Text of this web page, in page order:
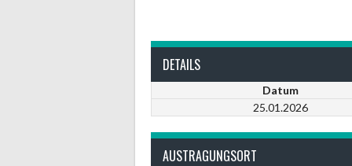
DETAILS
Datum
25.01.2026
AUSTRAGUNGSORT